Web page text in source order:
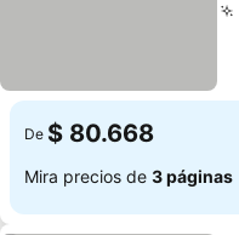
De $ 80.668
Mira precios de 3 páginas